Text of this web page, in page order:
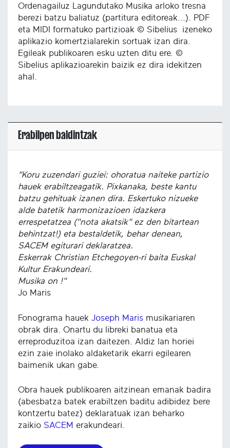
Ordenagailuz Lagundutako Musika arloko tresna
berezi batzu baliatuz (partitura editoreak...). PDF
eta MIDI formatuko partizioak © Sibelius izeneko
aplikazio komertzialarekin sortuak izan dira.
Egileak publikoaren esku uzten ditu ere. ©
Sibelius aplikazioarekin baizik ez dira idekitzen
ahal.
Erabilpen baldintzak
"Koru zuzendari guziei: ohoratua naiteke partizio
hauek erabiltzeagatik. Pixkanaka, beste kantu
batzu gehituak izanen dira. Eskertuko nizueke
alde batetik harmonizazioen idazkera
errespetatzea ("nota akatsik" ez den bitartean
behintzat!) eta bestaldetik, behar denean,
SACEM egiturari deklaratzea.
Eskerrak Christian Etchegoyen-ri baita Euskal
Kultur Erakundeari.
Musika on !"
Jo Maris
Fonograma hauek Joseph Maris musikariaren
obrak dira. Onartu du libreki banatua eta
erreproduzitoa izan daitezen. Aldiz lan horiei
ezin zaie inolako aldaketarik ekarri egilearen
baimenik ukan gabe.
Obra hauek publikoaren aitzinean emanak badira
(abesbatza batek erabiltzen baditu adibidez bere
kontzertu batez) deklaratuak izan beharko
zaikio SACEM erakundeari.